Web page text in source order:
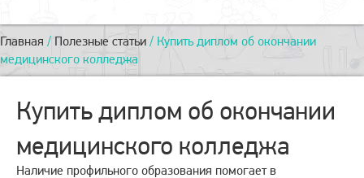
Главная / Полезные статьи / Купить диплом об окончании
медицинского колледжа
Купить диплом об окончании
медицинского колледжа
Наличие профильного образования помогает в